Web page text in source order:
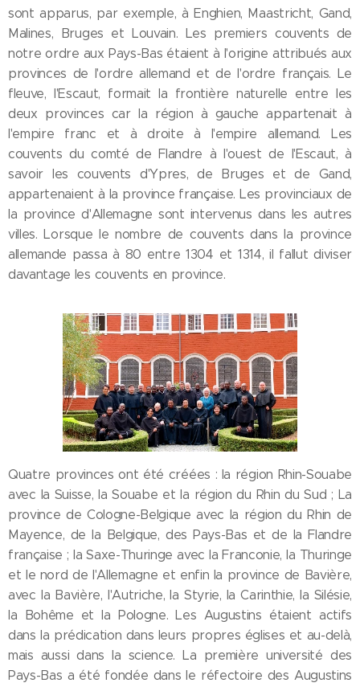
sont apparus, par exemple, à Enghien, Maastricht, Gand,
Malines, Bruges et Louvain. Les premiers couvents de
notre ordre aux Pays-Bas étaient à l'origine attribués aux
provinces de l'ordre allemand et de l'ordre français. Le
fleuve, l'Escaut, formait la frontière naturelle entre les
deux provinces car la région à gauche appartenait à
l'empire franc et à droite à l'empire allemand. Les
couvents du comté de Flandre à l'ouest de l'Escaut, à
savoir les couvents d'Ypres, de Bruges et de Gand,
appartenaient à la province française. Les provinciaux de
la province d'Allemagne sont intervenus dans les autres
villes. Lorsque le nombre de couvents dans la province
allemande passa à 80 entre 1304 et 1314, il fallut diviser
davantage les couvents en province.
Quatre provinces ont été créées : la région Rhin-Souabe
avec la Suisse, la Souabe et la région du Rhin du Sud ; La
province de Cologne-Belgique avec la région du Rhin de
Mayence, de la Belgique, des Pays-Bas et de la Flandre
française ; la Saxe-Thuringe avec la Franconie, la Thuringe
et le nord de l'Allemagne et enfin la province de Bavière,
avec la Bavière, l'Autriche, la Styrie, la Carinthie, la Silésie,
la Bohême et la Pologne. Les Augustins étaient actifs
dans la prédication dans leurs propres églises et au-delà,
mais aussi dans la science. La première université des
Pays-Bas a été fondée dans le réfectoire des Augustins